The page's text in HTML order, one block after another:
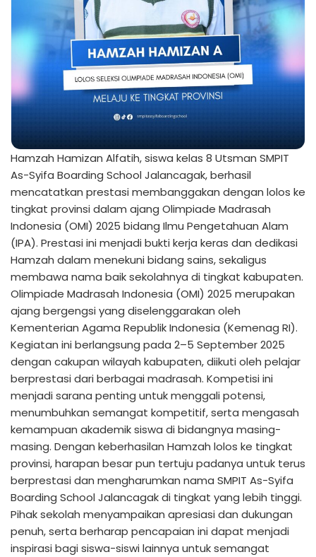
Hamzah Hamizan Alfatih, siswa kelas 8 Utsman SMPIT
As-Syifa Boarding School Jalancagak, berhasil
mencatatkan prestasi membanggakan dengan lolos ke
tingkat provinsi dalam ajang Olimpiade Madrasah
Indonesia (OMI) 2025 bidang Ilmu Pengetahuan Alam
(IPA). Prestasi ini menjadi bukti kerja keras dan dedikasi
Hamzah dalam menekuni bidang sains, sekaligus
membawa nama baik sekolahnya di tingkat kabupaten.
Olimpiade Madrasah Indonesia (OMI) 2025 merupakan
ajang bergengsi yang diselenggarakan oleh
Kementerian Agama Republik Indonesia (Kemenag RI).
Kegiatan ini berlangsung pada 2–5 September 2025
dengan cakupan wilayah kabupaten, diikuti oleh pelajar
berprestasi dari berbagai madrasah. Kompetisi ini
menjadi sarana penting untuk menggali potensi,
menumbuhkan semangat kompetitif, serta mengasah
kemampuan akademik siswa di bidangnya masing-
masing. Dengan keberhasilan Hamzah lolos ke tingkat
provinsi, harapan besar pun tertuju padanya untuk terus
berprestasi dan mengharumkan nama SMPIT As-Syifa
Boarding School Jalancagak di tingkat yang lebih tinggi.
Pihak sekolah menyampaikan apresiasi dan dukungan
penuh, serta berharap pencapaian ini dapat menjadi
inspirasi bagi siswa-siswi lainnya untuk semangat